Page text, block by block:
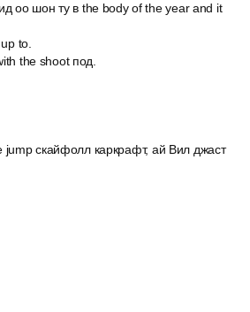
оо шон ту в the body of the year and it
to.
the shoot под.
jump скайфолл каркрафт, ай Вил джаст